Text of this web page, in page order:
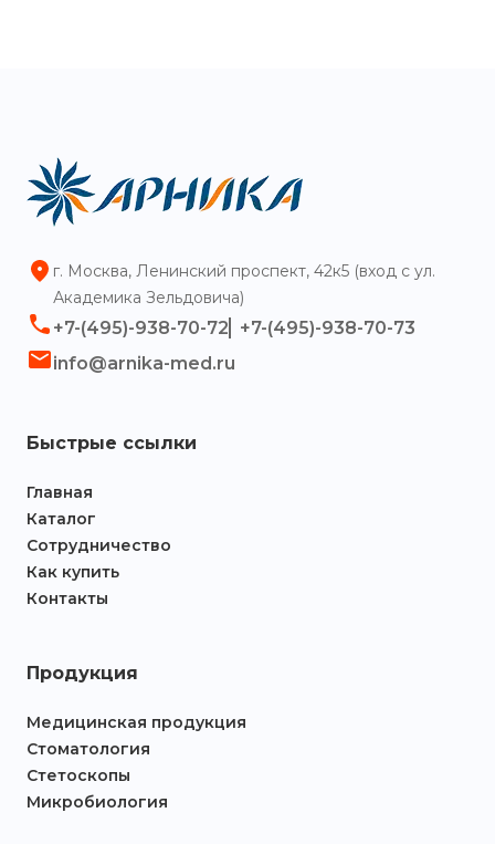
г. Москва, Ленинский проспект, 42к5 (вход с ул.
Академика Зельдовича)
+7-(495)-938-70-72
+7-(495)-938-70-73
info@arnika-med.ru
Быстрые ссылки
Главная
Каталог
Сотрудничество
Как купить
Контакты
Продукция
Медицинская продукция
Стоматология
Стетоскопы
Микробиология